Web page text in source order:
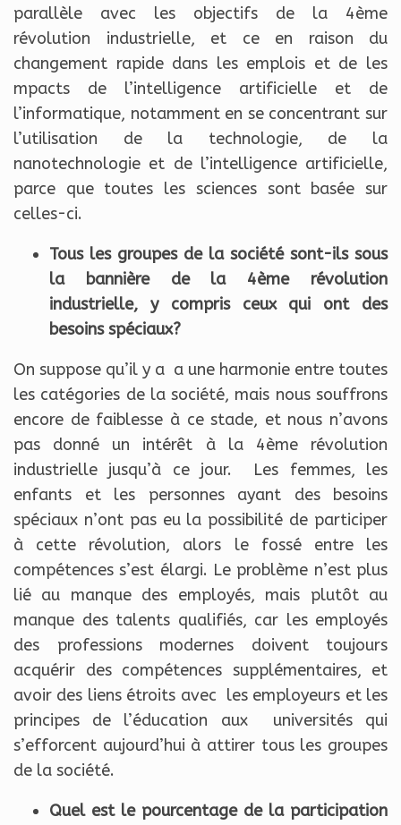
parallèle avec les objectifs de la 4ème
révolution industrielle, et ce en raison du
changement rapide dans les emplois et de les
mpacts de l’intelligence artificielle et de
l’informatique, notamment en se concentrant sur
l’utilisation de la technologie, de la
nanotechnologie et de l’intelligence artificielle,
parce que toutes les sciences sont basée sur
celles-ci.
Tous les groupes de la société sont-ils sous
la bannière de la 4ème révolution
industrielle, y compris ceux qui ont des
besoins spéciaux?
On suppose qu’il y a a une harmonie entre toutes
les catégories de la société, mais nous souffrons
encore de faiblesse à ce stade, et nous n’avons
pas donné un intérêt à la 4ème révolution
industrielle jusqu’à ce jour. Les femmes, les
enfants et les personnes ayant des besoins
spéciaux n’ont pas eu la possibilité de participer
à cette révolution, alors le fossé entre les
compétences s’est élargi. Le problème n’est plus
lié au manque des employés, mais plutôt au
manque des talents qualifiés, car les employés
des professions modernes doivent toujours
acquérir des compétences supplémentaires, et
avoir des liens étroits avec les employeurs et les
principes de l’éducation aux universités qui
s’efforcent aujourd’hui à attirer tous les groupes
de la société.
Quel est le pourcentage de la participation